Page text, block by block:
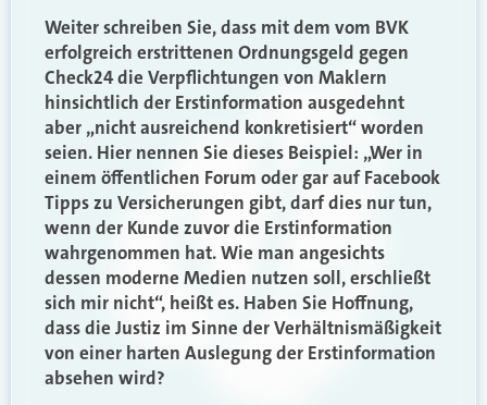
Weiter schreiben Sie, dass mit dem vom BVK
erfolgreich erstrittenen Ordnungsgeld gegen
Check24 die Verpflichtungen von Maklern
hinsichtlich der Erstinformation ausgedehnt
aber „nicht ausreichend konkretisiert“ worden
seien. Hier nennen Sie dieses Beispiel: „Wer in
einem öffentlichen Forum oder gar auf Facebook
Tipps zu Versicherungen gibt, darf dies nur tun,
wenn der Kunde zuvor die Erstinformation
wahrgenommen hat. Wie man angesichts
dessen moderne Medien nutzen soll, erschließt
sich mir nicht“, heißt es. Haben Sie Hoffnung,
dass die Justiz im Sinne der Verhältnismäßigkeit
von einer harten Auslegung der Erstinformation
absehen wird?